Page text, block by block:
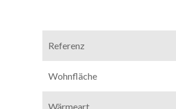
Referenz
Wohnfläche
Wärmeart